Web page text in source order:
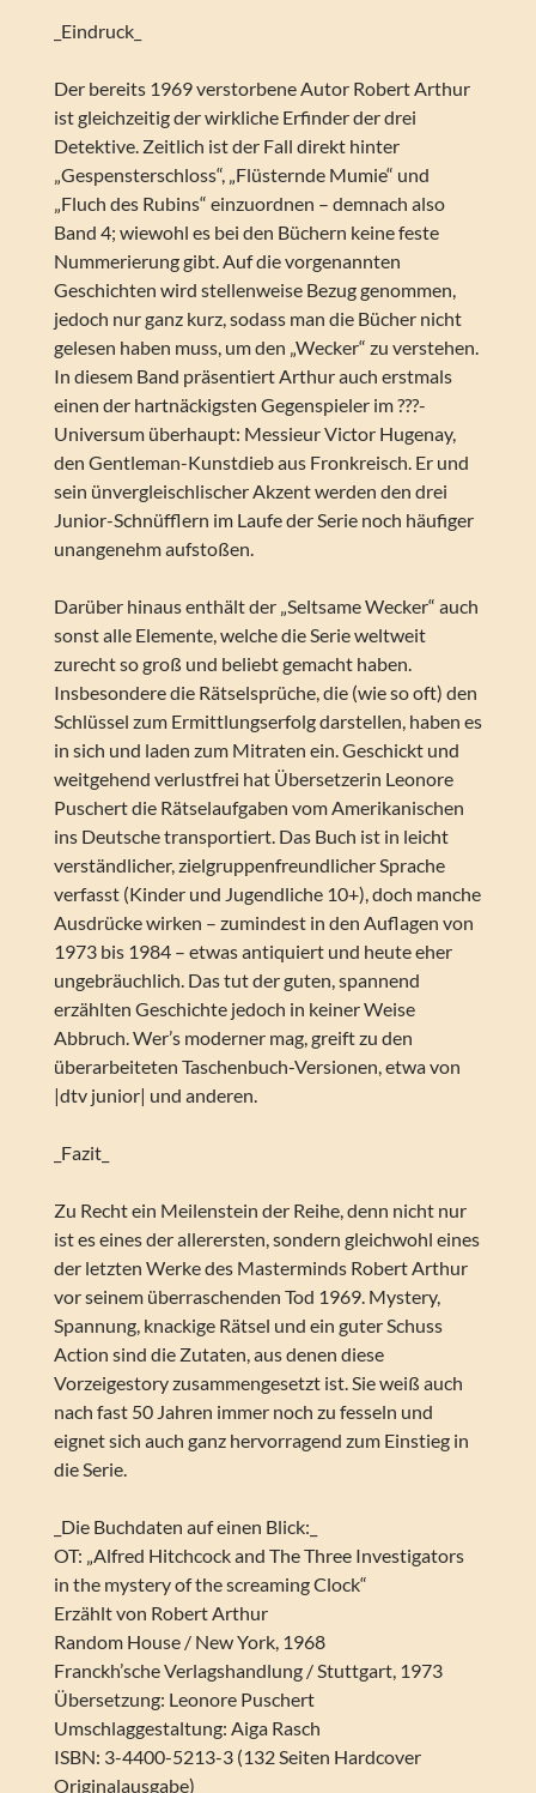
_Eindruck_
Der bereits 1969 verstorbene Autor Robert Arthur
ist gleichzeitig der wirkliche Erfinder der drei
Detektive. Zeitlich ist der Fall direkt hinter
„Gespensterschloss“, „Flüsternde Mumie“ und
„Fluch des Rubins“ einzuordnen – demnach also
Band 4; wiewohl es bei den Büchern keine feste
Nummerierung gibt. Auf die vorgenannten
Geschichten wird stellenweise Bezug genommen,
jedoch nur ganz kurz, sodass man die Bücher nicht
gelesen haben muss, um den „Wecker“ zu verstehen.
In diesem Band präsentiert Arthur auch erstmals
einen der hartnäckigsten Gegenspieler im ???-
Universum überhaupt: Messieur Victor Hugenay,
den Gentleman-Kunstdieb aus Fronkreisch. Er und
sein ünvergleischlischer Akzent werden den drei
Junior-Schnüfflern im Laufe der Serie noch häufiger
unangenehm aufstoßen.
Darüber hinaus enthält der „Seltsame Wecker“ auch
sonst alle Elemente, welche die Serie weltweit
zurecht so groß und beliebt gemacht haben.
Insbesondere die Rätselsprüche, die (wie so oft) den
Schlüssel zum Ermittlungserfolg darstellen, haben es
in sich und laden zum Mitraten ein. Geschickt und
weitgehend verlustfrei hat Übersetzerin Leonore
Puschert die Rätselaufgaben vom Amerikanischen
ins Deutsche transportiert. Das Buch ist in leicht
verständlicher, zielgruppenfreundlicher Sprache
verfasst (Kinder und Jugendliche 10+), doch manche
Ausdrücke wirken – zumindest in den Auflagen von
1973 bis 1984 – etwas antiquiert und heute eher
ungebräuchlich. Das tut der guten, spannend
erzählten Geschichte jedoch in keiner Weise
Abbruch. Wer’s moderner mag, greift zu den
überarbeiteten Taschenbuch-Versionen, etwa von
|dtv junior| und anderen.
_Fazit_
Zu Recht ein Meilenstein der Reihe, denn nicht nur
ist es eines der allerersten, sondern gleichwohl eines
der letzten Werke des Masterminds Robert Arthur
vor seinem überraschenden Tod 1969. Mystery,
Spannung, knackige Rätsel und ein guter Schuss
Action sind die Zutaten, aus denen diese
Vorzeigestory zusammengesetzt ist. Sie weiß auch
nach fast 50 Jahren immer noch zu fesseln und
eignet sich auch ganz hervorragend zum Einstieg in
die Serie.
_Die Buchdaten auf einen Blick:_
OT: „Alfred Hitchcock and The Three Investigators
in the mystery of the screaming Clock“
Erzählt von Robert Arthur
Random House / New York, 1968
Franckh’sche Verlagshandlung / Stuttgart, 1973
Übersetzung: Leonore Puschert
Umschlaggestaltung: Aiga Rasch
ISBN: 3-4400-5213-3 (132 Seiten Hardcover
Originalausgabe)